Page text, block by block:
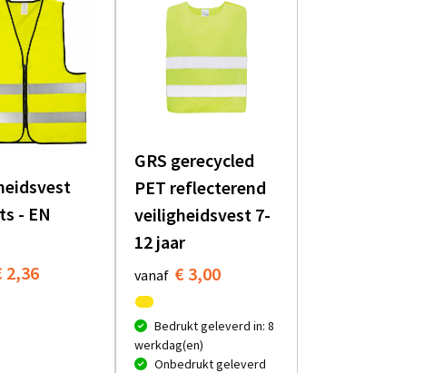
- EN
2,36
GRS gerecycled
PET reflecterend
veiligheidsvest 7-
12 jaar
vanaf € 3,00
Bedrukt geleverd in: 8
werkdag(en)
Onbedrukt geleverd